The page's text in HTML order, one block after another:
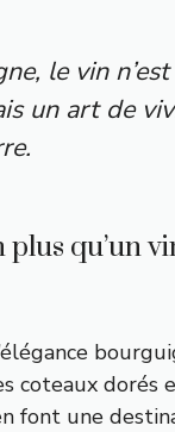
le vin
un art de
plus qu’un
coteaux dorés
font une